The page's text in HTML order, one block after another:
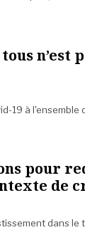
n’est
19 à
pour
de
dans